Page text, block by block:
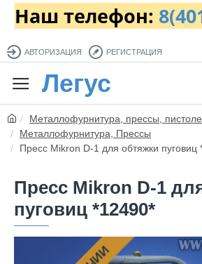
Наш телефон:
АВТОРИЗАЦИЯ РЕГИСТРАЦИЯ
Легус
Металлофурнитура, прессы,
Металлофурнитура, Прессы
Пресс Mikron D-1 для обтяжки пуговиц
Пресс Mikron D-1
пуговиц *12490*